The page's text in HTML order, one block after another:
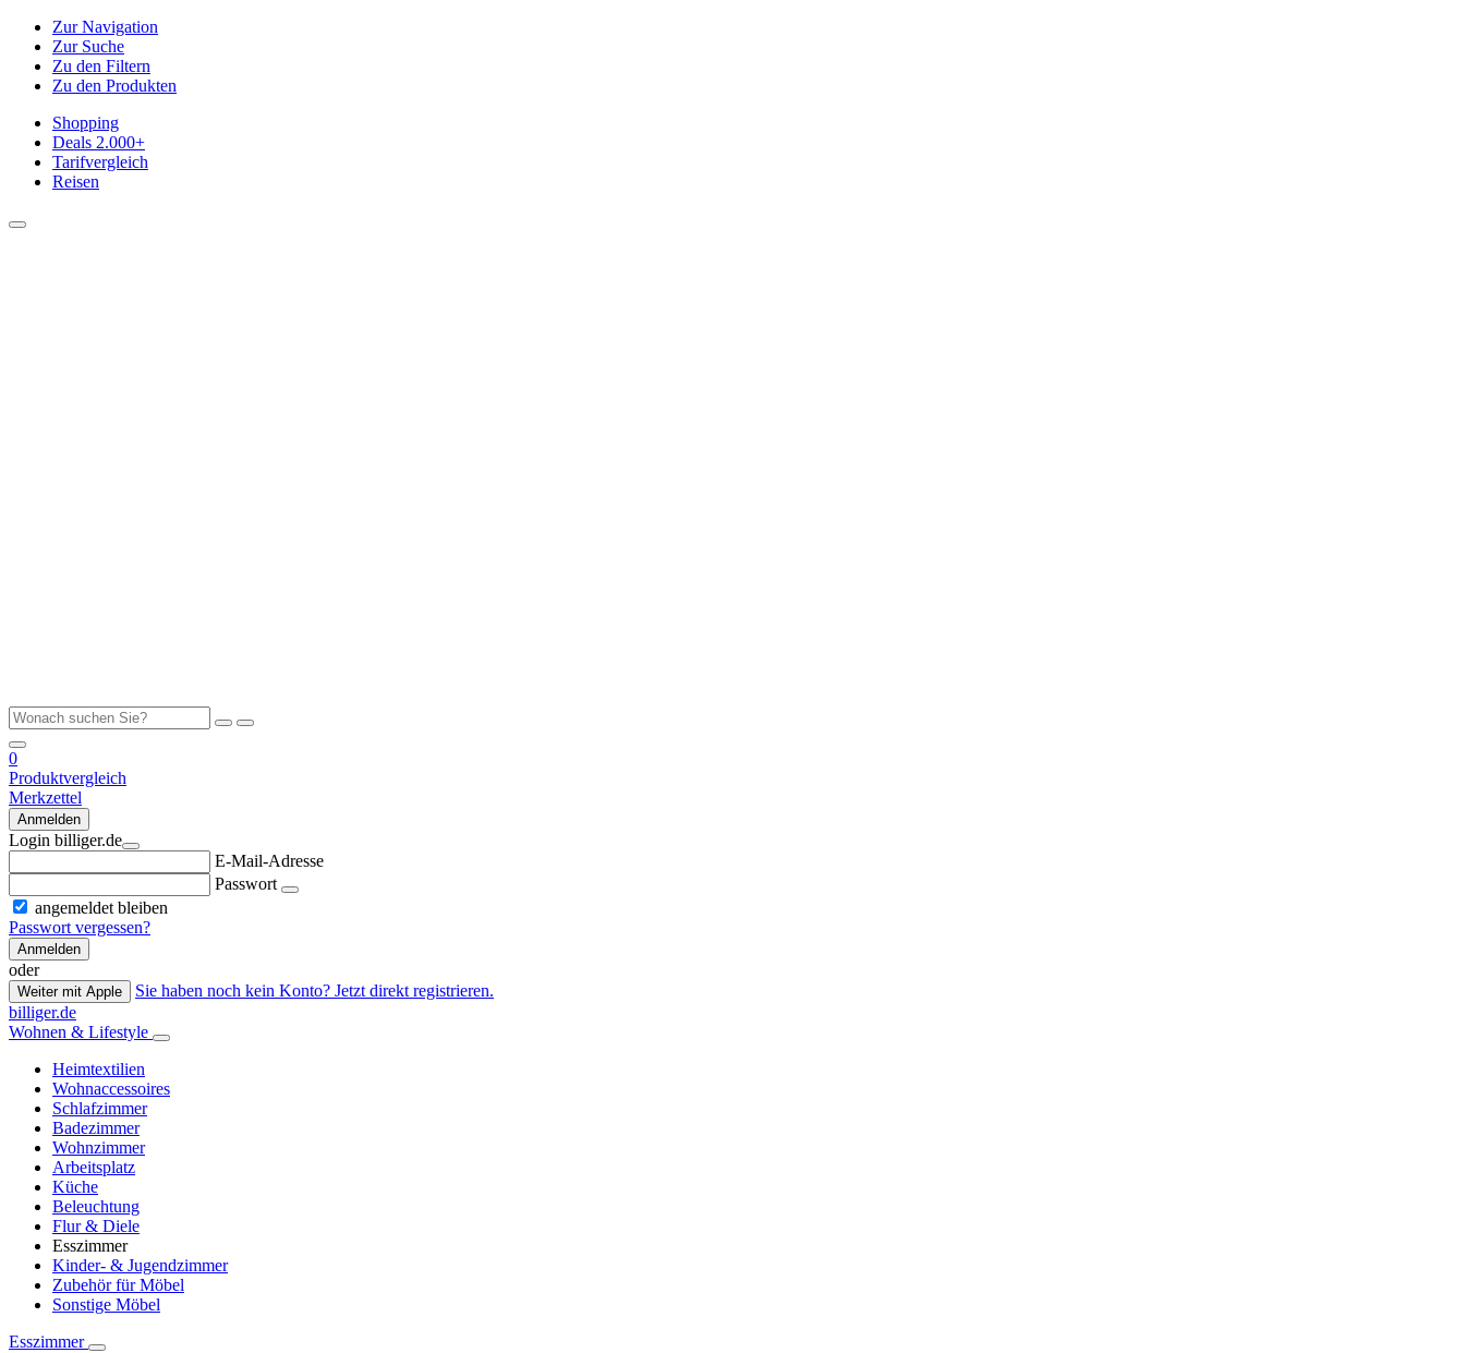
Zur Navigation
Zur Suche
Zu den Filtern
Zu den Produkten
Shopping
Deals 2.000+
Tarifvergleich
Reisen
0
Produktvergleich
Merkzettel
Anmelden
Login billiger.de
E-Mail-Adresse
Passwort
angemeldet bleiben
Passwort vergessen?
Anmelden
oder
Weiter mit Apple
Sie haben noch kein Konto? Jetzt direkt registrieren.
billiger.de
Wohnen & Lifestyle
Heimtextilien
Wohnaccessoires
Schlafzimmer
Badezimmer
Wohnzimmer
Arbeitsplatz
Küche
Beleuchtung
Flur & Diele
Esszimmer
Kinder- & Jugendzimmer
Zubehör für Möbel
Sonstige Möbel
Esszimmer